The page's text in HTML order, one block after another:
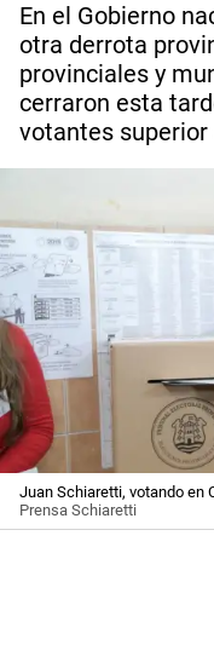
En el Gobierno
otra derrota
provinciales y
cerraron esta
votantes superior
Juan Schiaretti, votando en
Prensa Schiaretti